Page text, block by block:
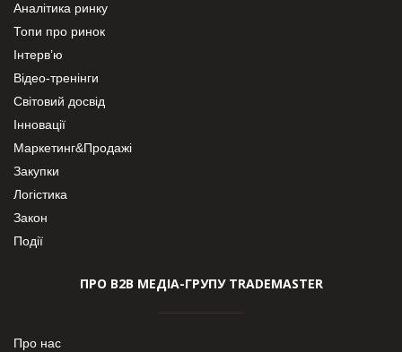
Аналітика ринку
Топи про ринок
Інтерв’ю
Відео-тренінги
Світовий досвід
Інновації
Маркетинг&Продажі
Закупки
Логістика
Закон
Події
ПРО В2В МЕДІА-ГРУПУ TRADEMASTER
Про нас